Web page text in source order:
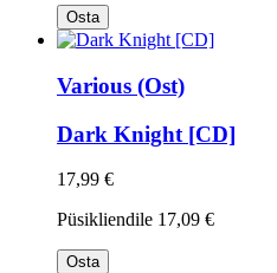
Osta
Various (Ost)
Dark Knight [CD]
17,99 €
Püsikliendile 17,09 €
Osta